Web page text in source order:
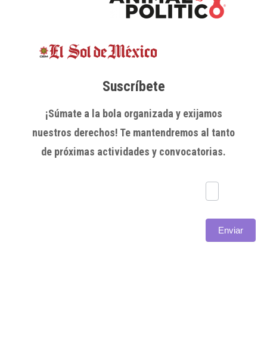
Suscríbete
¡Súmate a la bola organizada y exijamos
nuestros derechos! Te mantendremos al tanto
de próximas actividades y convocatorias.
Subscríbete
Enviar